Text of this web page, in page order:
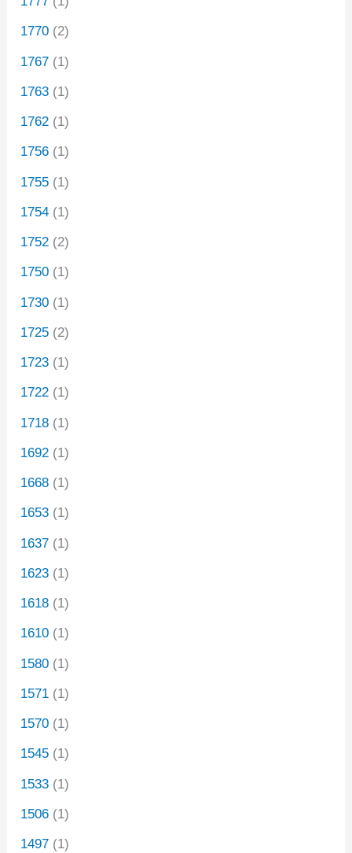
1770 (2)
1767 (1)
1763 (1)
1762 (1)
1756 (1)
1755 (1)
1754 (1)
1752 (2)
1750 (1)
1730 (1)
1725 (2)
1723 (1)
1722 (1)
1718 (1)
1692 (1)
1668 (1)
1653 (1)
1637 (1)
1623 (1)
1618 (1)
1610 (1)
1580 (1)
1571 (1)
1570 (1)
1545 (1)
1533 (1)
1506 (1)
1497 (1)